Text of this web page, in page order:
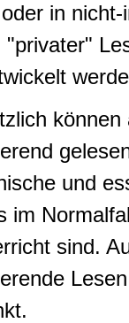
in
"privater"
können
und
im
sind.